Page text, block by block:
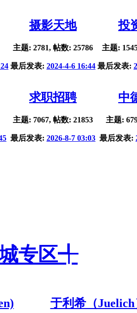
摄影天地
主题: 2781, 帖数: 25786
最后发表: 2024-4-6 16:44
投
主题:
最后发表:
求职招聘
主题: 7067, 帖数: 21853
最后发表: 2026-8-7 03:03
中
主题:
最后发表:
专区╃
于利希（Juelich